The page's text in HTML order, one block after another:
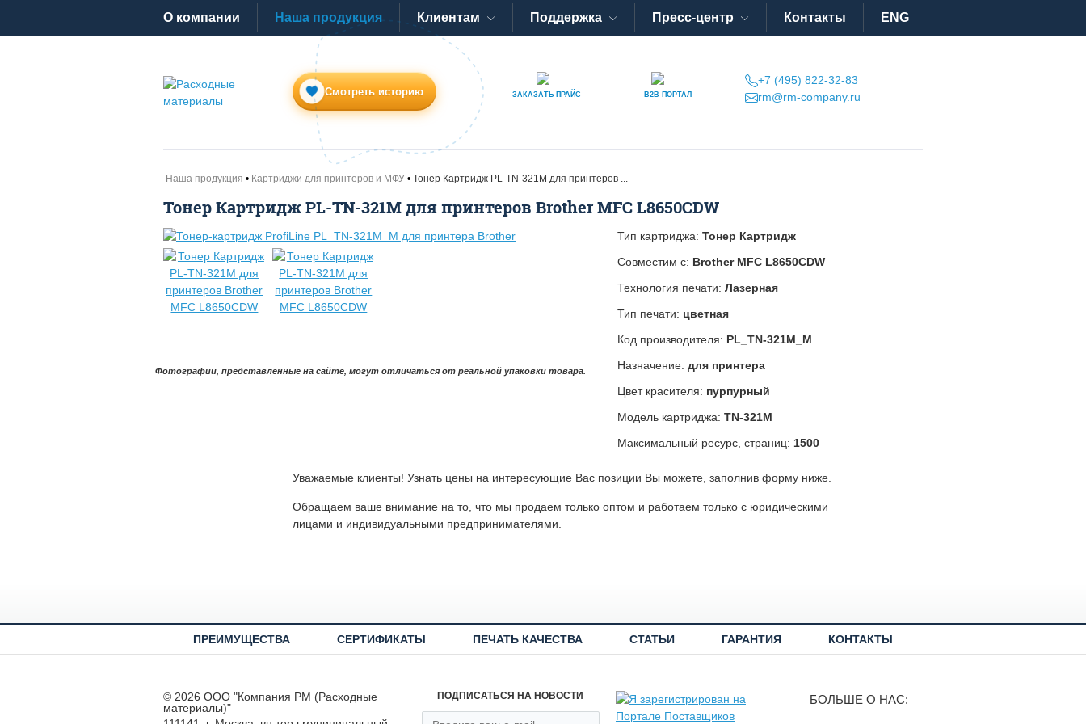
O компании Наша продукция Клиентам Поддержка Пресс-центр Контакты ENG
Смотреть историю ЗАКАЗАТЬ ПРАЙС B2B ПОРТАЛ
+7 (495) 822-32-83
rm@rm-company.ru
Наша продукция Картриджи для принтеров и МФУ Тонер Картридж PL-TN-321M для принтеров ...
Тонер Картридж PL-TN-321M для принтеров Brother MFC L8650CDW
Фотографии, представленные на сайте, могут отличаться от реальной упаковки товара.
Тип картриджа: Тонер Картридж
Совместим с: Brother MFC L8650CDW
Технология печати: Лазерная
Тип печати: цветная
Код производителя: PL_TN-321M_M
Назначение: для принтера
Цвет красителя: пурпурный
Модель картриджа: TN-321M
Максимальный ресурс, страниц: 1500
Уважаемые клиенты! Узнать цены на интересующие Вас позиции Вы можете, заполнив форму ниже.
Обращаем ваше внимание на то, что мы продаем только оптом и работаем только с юридическими
лицами и индивидуальными предпринимателями.
ПРЕИМУЩЕСТВА СЕРТИФИКАТЫ ПЕЧАТЬ КАЧЕСТВА СТАТЬИ ГАРАНТИЯ КОНТАКТЫ
© 2026 ООО "Компания РМ (Расходные
материалы)"
ПОДПИСАТЬСЯ НА НОВОСТИ БОЛЬШЕ О НАС: